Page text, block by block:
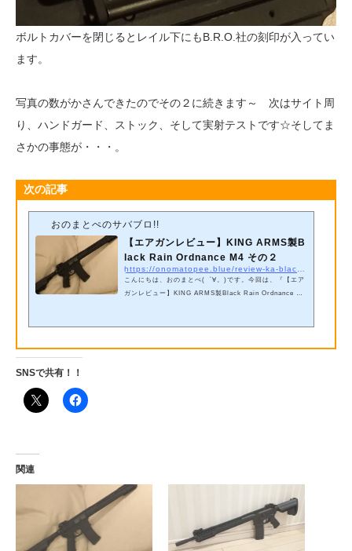
ボルトカバーを閉じるとレイル下にもB.R.O.社の刻印が入ってい
ます。
写真の数がかさんできたのでその２に続きます～ 次はサイト周
り、ハンドガード、ストック、そして実射テストです☆そしてま
さかの事態が・・・。
次の記事
おのまとぺのサバブロ!!
【エアガンレビュー】KING ARMS製B
lack Rain Ordnance M4 その２
こんにちは、おのまとぺ(゜∀。)です。今回は、『【エア
ガンレビュー】KING ARMS製Black Rain Ordnance M4
ものですね。使わないときは倒しておくこともができま
SNSで共有！！
関連